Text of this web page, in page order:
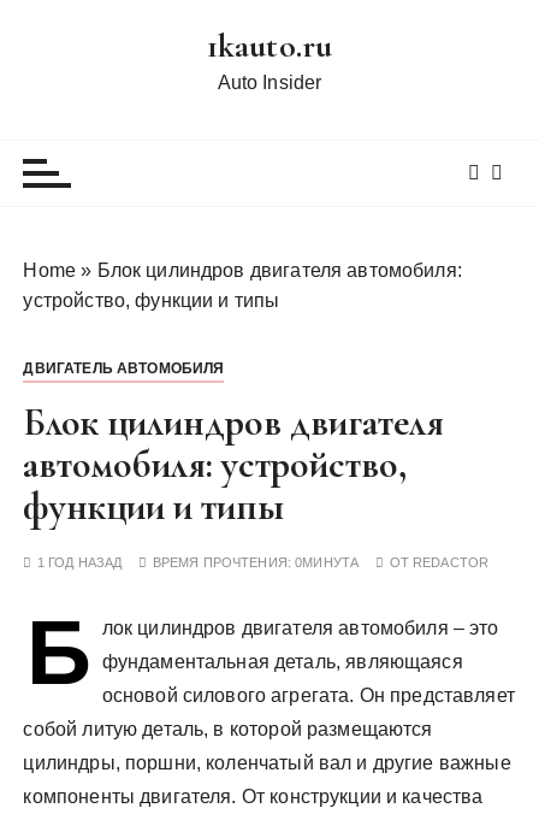
1kauto.ru
Auto Insider
Home » Блок цилиндров двигателя автомобиля:
устройство, функции и типы
ДВИГАТЕЛЬ АВТОМОБИЛЯ
Блок цилиндров двигателя
автомобиля: устройство,
функции и типы
1 ГОД НАЗАД ВРЕМЯ ПРОЧТЕНИЯ:0МИНУТА ОТ REDACTOR
Б
лок цилиндров двигателя автомобиля – это
фундаментальная деталь, являющаяся
основой силового агрегата. Он представляет
собой литую деталь, в которой размещаются
цилиндры, поршни, коленчатый вал и другие важные
компоненты двигателя. От конструкции и качества